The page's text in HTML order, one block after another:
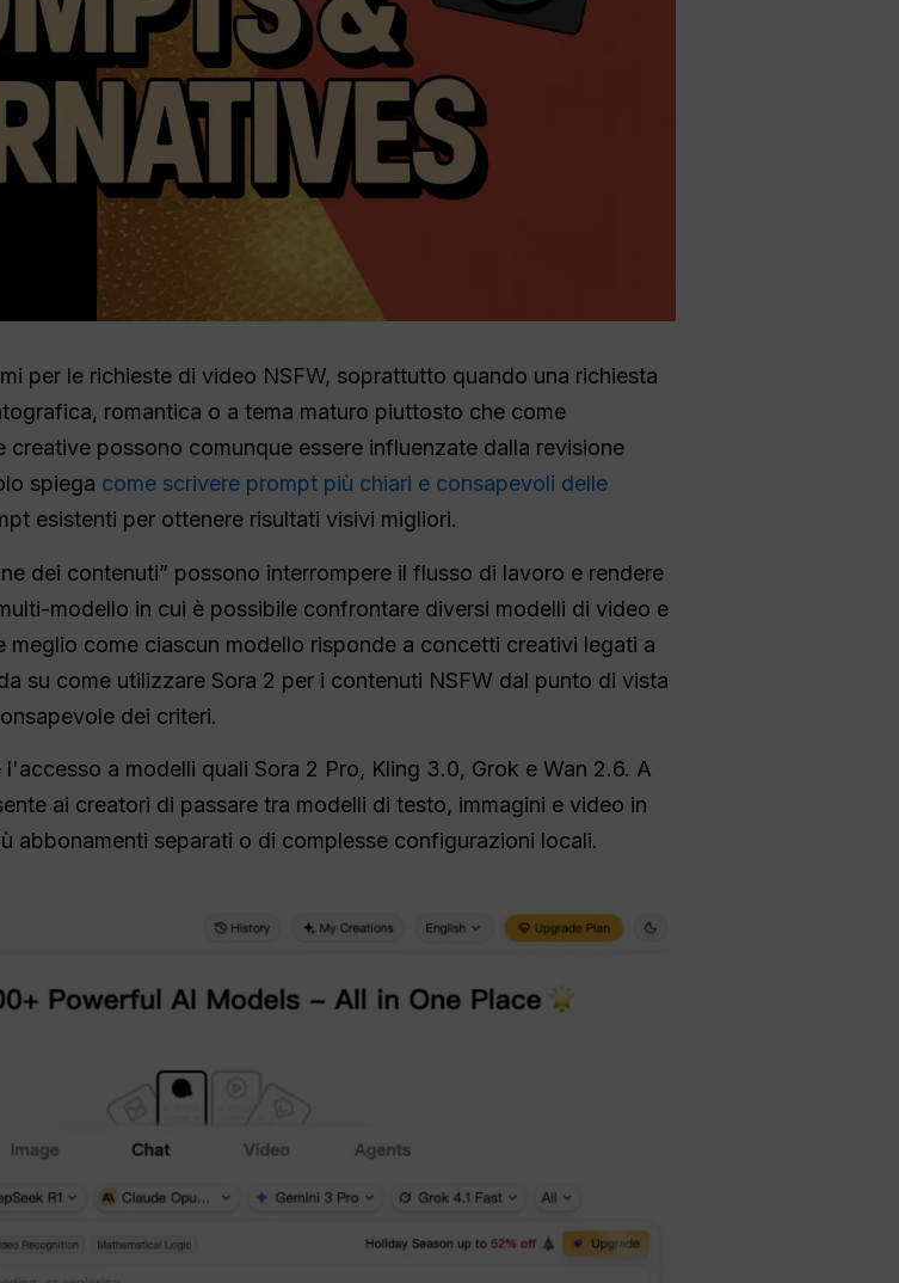
per le richieste di video NSFW, soprattutto quando una richiesta
romantica o a tema maturo piuttosto che come
possono comunque essere influenzate dalla revisione
spiega come scrivere prompt più chiari e consapevoli delle
esistenti per ottenere risultati visivi migliori.
dei contenuti” possono interrompere il flusso di lavoro e rendere
modello in cui è possibile confrontare diversi modelli di video e
come ciascun modello risponde a concetti creativi legati a
su come utilizzare Sora 2 per i contenuti NSFW dal punto di vista
dei criteri.
l'accesso a modelli quali Sora 2 Pro, Kling 3.0, Grok e Wan 2.6. A
ai creatori di passare tra modelli di testo, immagini e video in
abbonamenti separati o di complesse configurazioni locali.